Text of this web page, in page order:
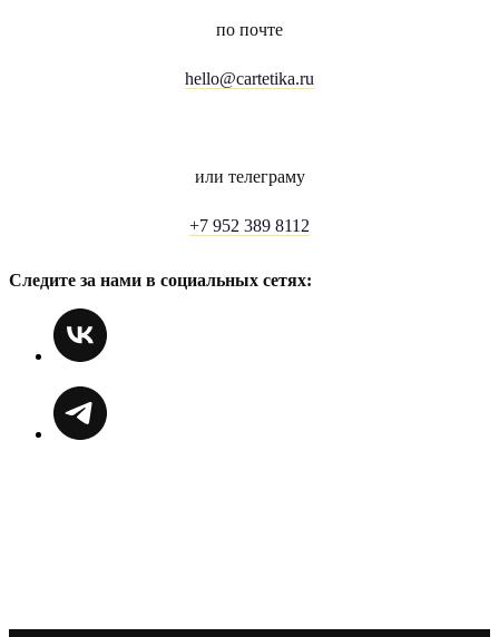
по почте
hello@cartetika.ru
или телеграму
+7 952 389 8112
Следите за нами в социальных сетях: